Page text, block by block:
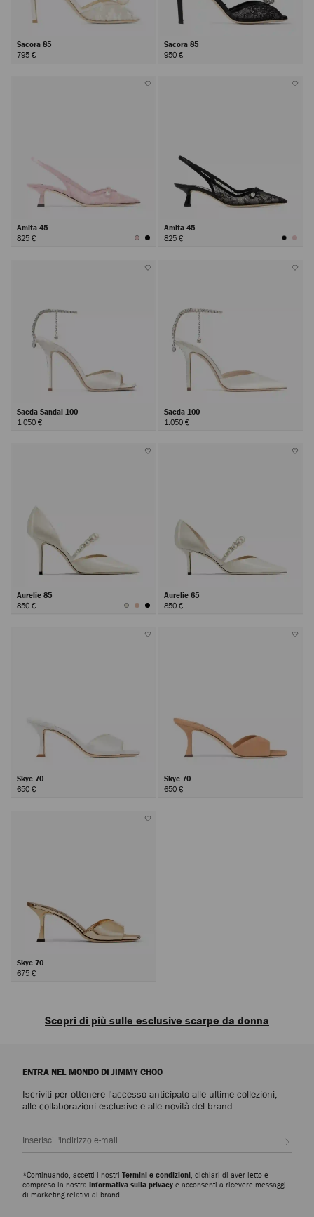
Sacora 85
795 €
Sacora 85
950 €
Amita 45
825 €
Amita 45
825 €
Saeda Sandal 100
1.050 €
Saeda 100
1.050 €
Aurelie 85
850 €
Aurelie 65
850 €
Skye 70
650 €
Skye 70
650 €
Skye 70
675 €
Scopri di più sulle esclusive scarpe da donna
tutti i giorni a quelli più ricercati, uno per ogni occasione.
Décolleté con tacco alto
scopri silhouette moderne che donano eleganza e versatilità a ogni
Slipper
La collezione di slipper Eliot vanta una miriade di silhouette scultoree e di
ENTRA NEL MONDO DI JIMMY CHOO
Iscriviti per ottenere l'accesso anticipato alle ultime collezioni,
alle collaborazioni esclusive e alle novità del brand.
*Continuando, accetti i nostri Termini e condizioni, dichiari di aver letto e
compreso la nostra Informativa sulla privacy e acconsenti a ricevere messaggi
di marketing relativi al brand.